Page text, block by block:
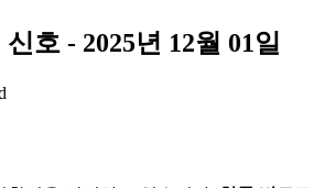
호 - 2025년 12월 01일